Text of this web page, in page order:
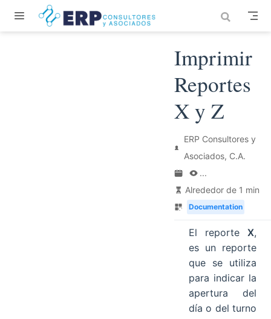
Saltar al contenido principal
Imprimir
Reportes
X y Z
ERP Consultores y
Asociados, C.A.
...
Alrededor de 1 min
Documentation
El reporte X,
es un reporte
que se utiliza
para indicar la
apertura del
día o del turno